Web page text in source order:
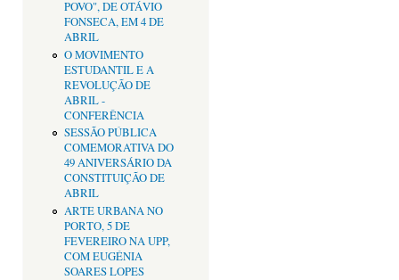
POVO", DE OTÁVIO
FONSECA, EM 4 DE
ABRIL
O MOVIMENTO
ESTUDANTIL E A
REVOLUÇÃO DE
ABRIL -
CONFERÊNCIA
SESSÃO PÚBLICA
COMEMORATIVA DO
49 ANIVERSÁRIO DA
CONSTITUIÇÃO DE
ABRIL
ARTE URBANA NO
PORTO, 5 DE
FEVEREIRO NA UPP,
COM EUGÉNIA
SOARES LOPES